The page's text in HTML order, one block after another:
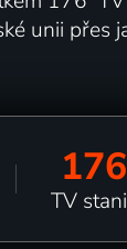
unii
176
TV